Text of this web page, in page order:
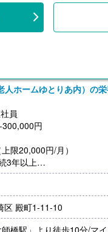
ホームゆとりあ内）の
員
300,000円
限20,000円/月）
3年以上
区 殿町1-11-10
橋駅」より徒歩10分/マ